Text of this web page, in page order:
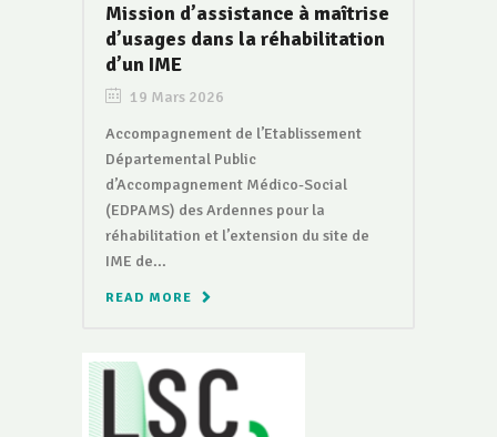
Mission d’assistance à maîtrise
d’usages dans la réhabilitation
d’un IME
19 Mars 2026
Accompagnement de l’Etablissement
Départemental Public
d’Accompagnement Médico-Social
(EDPAMS) des Ardennes pour la
réhabilitation et l’extension du site de
IME de...
READ MORE